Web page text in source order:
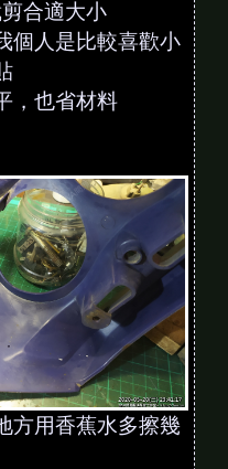
合適大小
個人是比較喜歡小
，也省材料
方用香蕉水多擦幾